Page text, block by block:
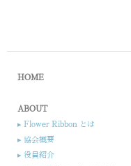
HOME
ABOUT
▸ Flower Ribbon とは
▸ 協会概要
▸ 役員紹介​​